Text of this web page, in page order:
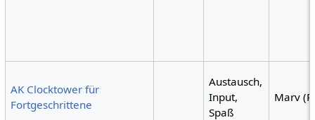
AK Clocktower für
Fortgeschrittene
Austausch,
Input,
Spaß
Marv